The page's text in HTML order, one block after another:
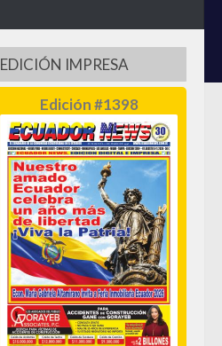
EDICIÓN IMPRESA
Edición #1398